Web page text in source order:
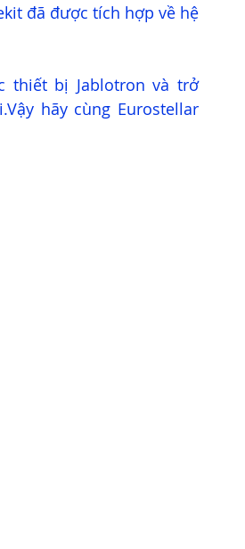
đã được tích hợp về hệ
thiết bị Jablotron và trở
hãy cùng Eurostellar